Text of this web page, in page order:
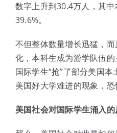
数字上升到30.4万人，其
39.6%。
不但整体数量增长迅猛，
化，本科生成为游学队伍
国际学生“抢”了部分美国
美国好大学难进的现象，恐
美国社会对国际学生涌入的